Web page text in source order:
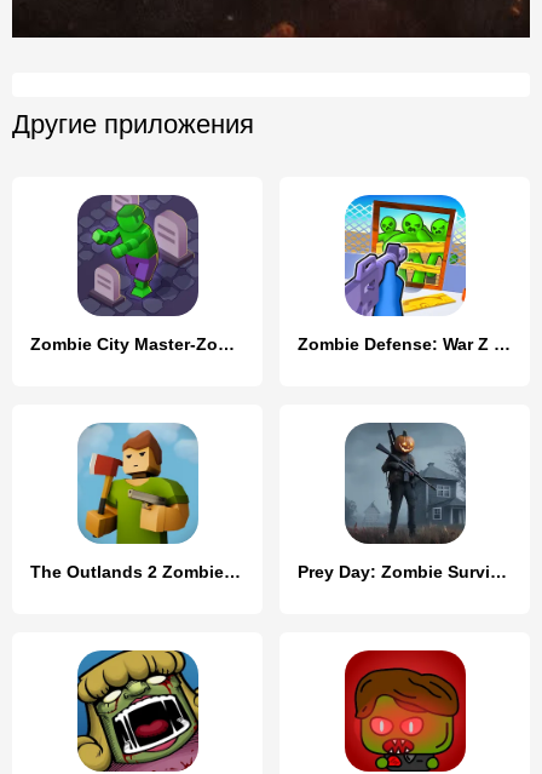
Другие приложения
Zombie City Master-Zombie Game Zombie Defense: War Z Survival
The Outlands 2 Zombie Survival Prey Day: Zombie Survival